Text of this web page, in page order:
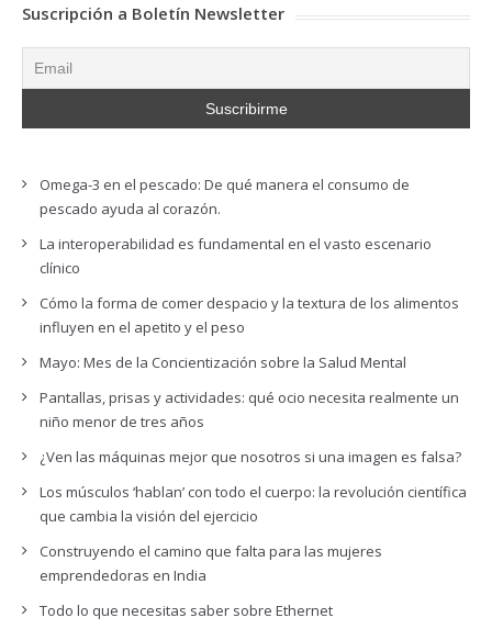
Suscripción a Boletín Newsletter
Omega-3 en el pescado: De qué manera el consumo de
pescado ayuda al corazón.
La interoperabilidad es fundamental en el vasto escenario
clínico
Cómo la forma de comer despacio y la textura de los alimentos
influyen en el apetito y el peso
Mayo: Mes de la Concientización sobre la Salud Mental
Pantallas, prisas y actividades: qué ocio necesita realmente un
niño menor de tres años
¿Ven las máquinas mejor que nosotros si una imagen es falsa?
Los músculos ‘hablan’ con todo el cuerpo: la revolución científica
que cambia la visión del ejercicio
Construyendo el camino que falta para las mujeres
emprendedoras en India
Todo lo que necesitas saber sobre Ethernet